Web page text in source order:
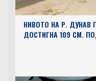
НИВОТО НА Р.
ДОСТИГНА 109 СМ.